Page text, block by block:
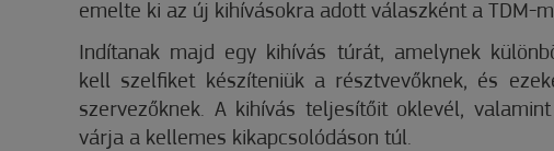
emelte ki az új kihívásokra adott válaszként a TDM-
Indítanak majd egy kihívás túrát, amelynek
kell szelfiket készíteniük a résztvevőknek, és
szervezőknek. A kihívás teljesítőit oklevél,
várja a kellemes kikapcsolódáson túl.